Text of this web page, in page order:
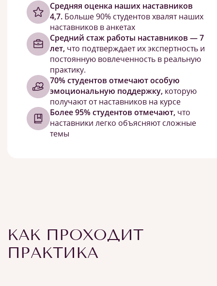
Cредняя оценка наших наставников
4,7. Больше 90% студентов хвалят наших
наставников в анкетах
Средний стаж работы наставников — 7
лет, что подтверждает их экспертность и
постоянную вовлеченность в реальную
практику.
70% студентов отмечают особую
эмоциональную поддержку, которую
получают от наставников на курсе
Более 95% студентов отмечают, что
наставники легко объясняют сложные
темы
КАК ПРОХОДИТ
ПРАКТИКА